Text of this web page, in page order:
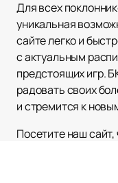
Для всех
уникальная
сайте легко и
с актуальным
предстоящих игр.
радовать своих
и стремится к
Посетите наш